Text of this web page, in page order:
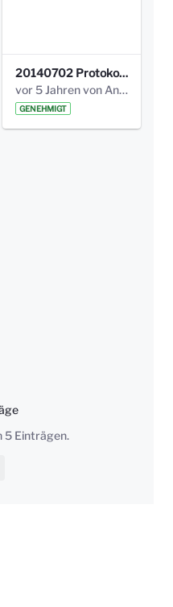
20140702 Protokoll Park am Gesundheitsam 01.pdf
vor 5 Jahren von Anni Schlumberger
GENEHMIGT
Seite
5 Einträgen.